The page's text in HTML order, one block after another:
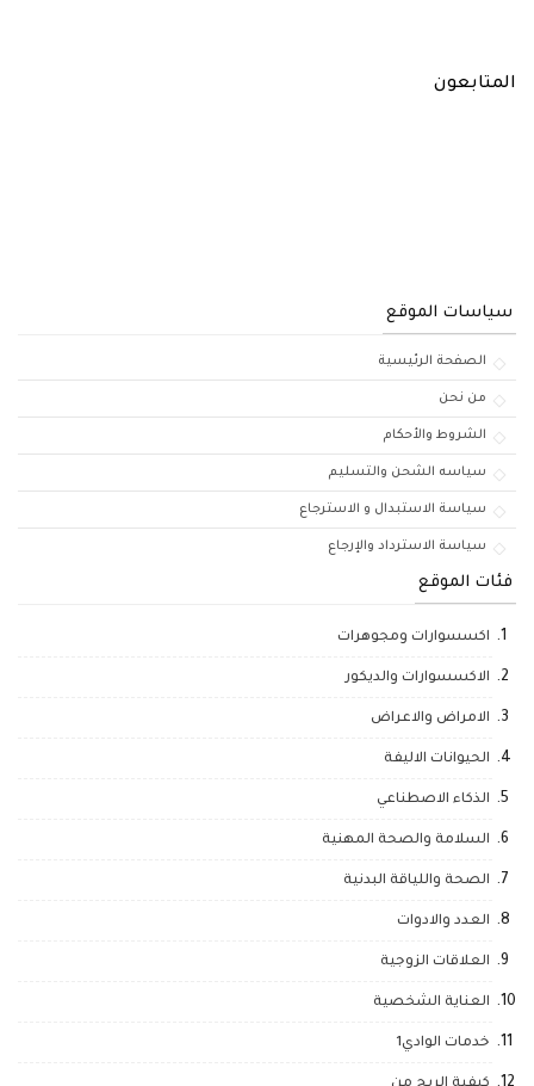
المتابعون
سياسات الموقع
الصفحة الرئيسية
من نحن
الشروط والأحكام
سياسه الشحن والتسليم
سياسة الاستبدال و الاسترجاع
سياسة الاسترداد والإرجاع
فئات الموقع
اكسسوارات ومجوهرات
الاكسسوارات والديكور
الامراض والاعراض
الحيوانات الاليفة
الذكاء الاصطناعي
السلامة والصحة المهنية
الصحة واللياقة البدنية
العدد والادوات
العلاقات الزوجية
العناية الشخصية
خدمات الوادي1